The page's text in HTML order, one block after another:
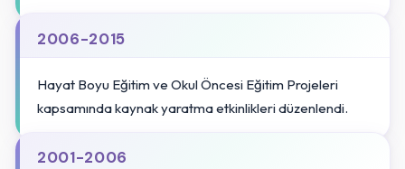
2006-2015
Hayat Boyu Eğitim ve Okul Öncesi Eğitim Projeleri
kapsamında kaynak yaratma etkinlikleri düzenlendi.
2001-2006